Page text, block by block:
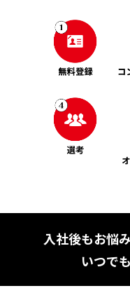
入社後もお悩
いつで